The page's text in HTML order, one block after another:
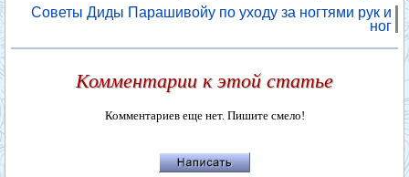
Советы Диды Парашивойу по уходу за ногтями рук и
ног
Комментарии к этой статье
Комментариев еще нет. Пишите смело!